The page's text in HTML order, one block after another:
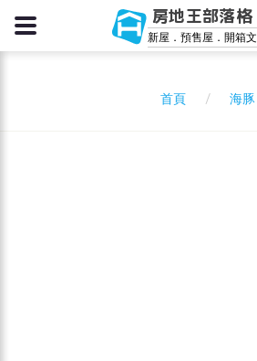
房地王部落格
新屋．預售屋．開箱文
首頁 海豚